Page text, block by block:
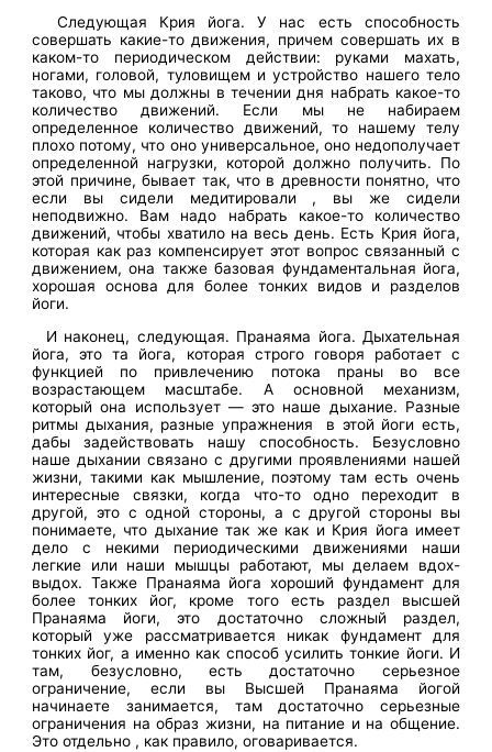
Следующая Крия йога. У нас есть способность
совершать какие-то движения, причем совершать их в
каком-то периодическом действии: руками махать,
ногами, головой, туловищем и устройство нашего тело
таково, что мы должны в течении дня набрать какое-то
количество движений. Если мы не набираем
определенное количество движений, то нашему телу
плохо потому, что оно универсальное, оно недополучает
определенной нагрузки, которой должно получить. По
этой причине, бывает так, что в древности понятно, что
если вы сидели медитировали , вы же сидели
неподвижно. Вам надо набрать какое-то количество
движений, чтобы хватило на весь день. Есть Крия йога,
которая как раз компенсирует этот вопрос связанный с
движением, она также базовая фундаментальная йога,
хорошая основа для более тонких видов и разделов
йоги.
И наконец, следующая. Пранаяма йога. Дыхательная
йога, это та йога, которая строго говоря работает с
функцией по привлечению потока праны во все
возрастающем масштабе. А основной механизм,
который она использует — это наше дыхание. Разные
ритмы дыхания, разные упражнения в этой йоги есть,
дабы задействовать нашу способность. Безусловно
наше дыхании связано с другими проявлениями нашей
жизни, такими как мышление, поэтому там есть очень
интересные связки, когда что-то одно переходит в
другой, это с одной стороны, а с другой стороны вы
понимаете, что дыхание так же как и Крия йога имеет
дело с некими периодическими движениями наши
легкие или наши мышцы работают, мы делаем вдох-
выдох. Также Пранаяма йога хороший фундамент для
более тонких йог, кроме того есть раздел высшей
Пранаяма йоги, это достаточно сложный раздел,
который уже рассматривается никак фундамент для
тонких йог, а именно как способ усилить тонкие йоги. И
там, безусловно, есть достаточно серьезное
ограничение, если вы Высшей Пранаяма йогой
начинаете занимается, там достаточно серьезные
ограничения на образ жизни, на питание и на общение.
Это отдельно , как правило, оговаривается.